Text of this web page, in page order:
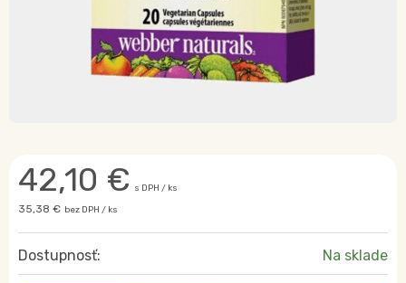
42,10 € s DPH / ks
35,38 € bez DPH / ks
Dostupnosť: Na sklade